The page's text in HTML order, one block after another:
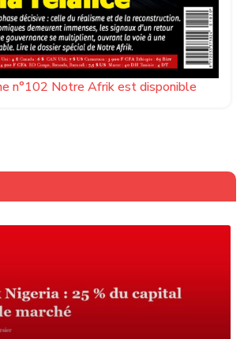
n°102 Notre Afrik est disponible